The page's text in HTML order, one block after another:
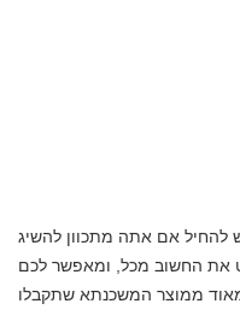
להחיל אם אתה מתכוון להשיג
את החשוב מכל, ומאפשר לכם